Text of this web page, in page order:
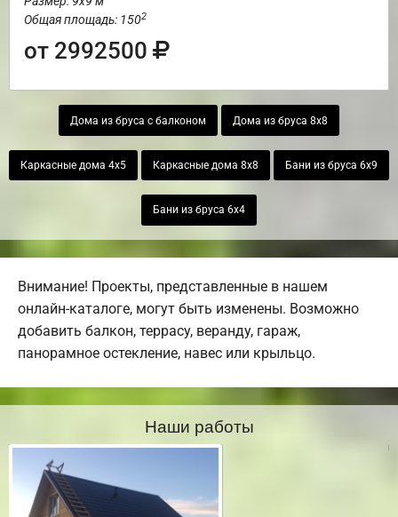
Общая площадь: 1502
от 2992500
Дома из бруса с балконом Дома из бруса 8х8
Каркасные дома 4х5 Каркасные дома 8х8 Бани из бруса 6х9
Бани из бруса 6х4
Внимание! Проекты, представленные в нашем
онлайн-каталоге, могут быть изменены. Возможно
добавить балкон, террасу, веранду, гараж,
панорамное остекление, навес или крыльцо.
Наши работы